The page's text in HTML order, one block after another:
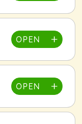
新所沢西口店